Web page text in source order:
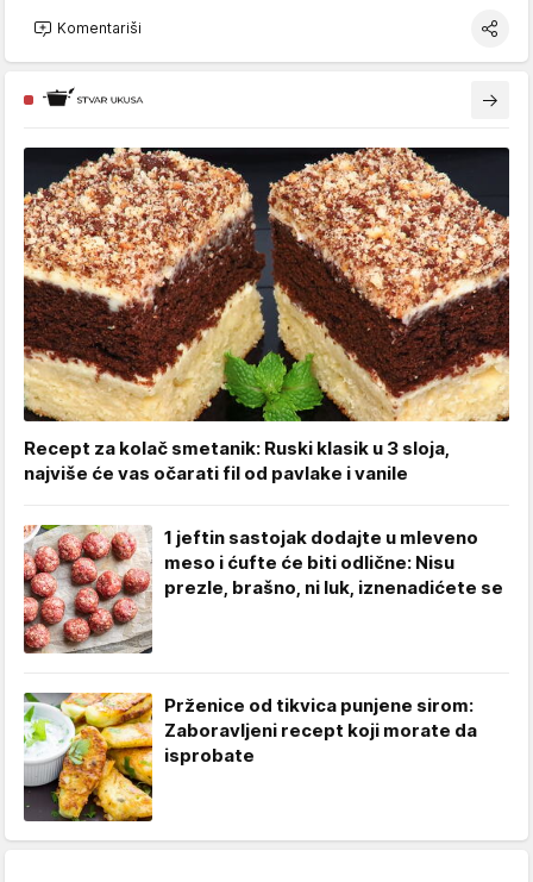
Komentariši
Recept za kolač smetanik: Ruski klasik u 3 sloja,
najviše će vas očarati fil od pavlake i vanile
1 jeftin sastojak dodajte u mleveno
meso i ćufte će biti odlične: Nisu
prezle, brašno, ni luk, iznenadićete se
Prženice od tikvica punjene sirom:
Zaboravljeni recept koji morate da
isprobate